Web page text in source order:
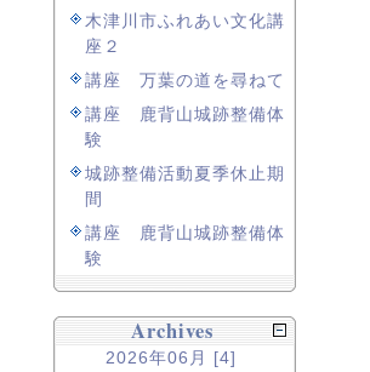
木津川市ふれあい文化講
座２
講座 万葉の道を尋ねて
講座 鹿背山城跡整備体
験
城跡整備活動夏季休止期
間
講座 鹿背山城跡整備体
験
Archives
2026年06月 [4]